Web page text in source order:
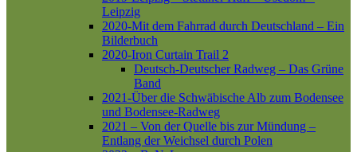
Leipzig
2020-Mit dem Fahrrad durch Deutschland – Ein
Bilderbuch
2020-Iron Curtain Trail 2
Deutsch-Deutscher Radweg – Das Grüne
Band
2021-Über die Schwäbische Alb zum Bodensee
und Bodensee-Radweg
2021 – Von der Quelle bis zur Mündung –
Entlang der Weichsel durch Polen